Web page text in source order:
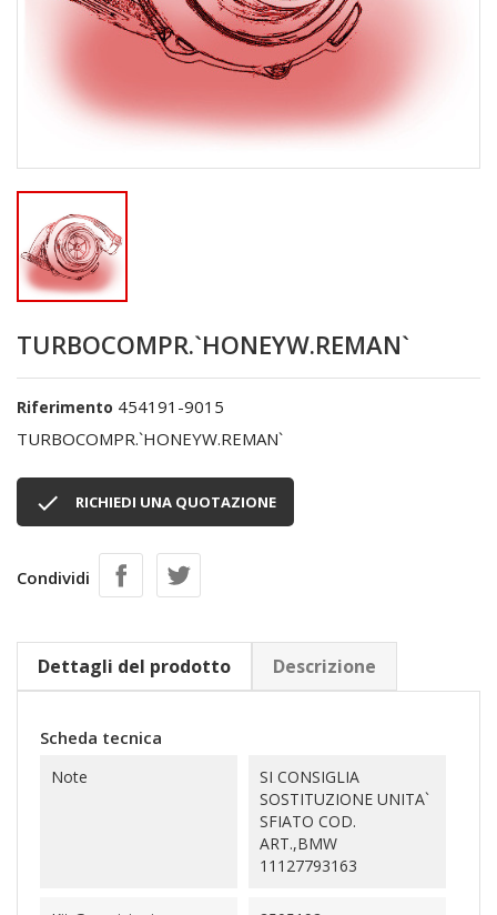
TURBOCOMPR.`HONEYW.REMAN`
Riferimento 454191-9015
TURBOCOMPR.`HONEYW.REMAN`
 RICHIEDI UNA QUOTAZIONE
Condividi
Dettagli del prodotto Descrizione
Scheda tecnica
Note
SI CONSIGLIA
SOSTITUZIONE UNITA`
SFIATO COD.
ART.,BMW
11127793163